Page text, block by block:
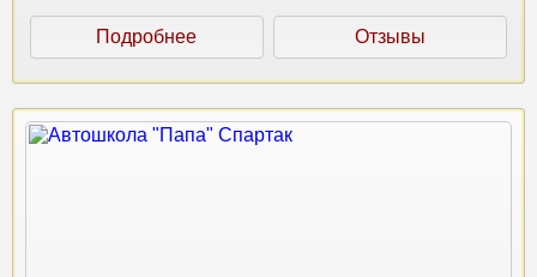
Подробнее Отзывы